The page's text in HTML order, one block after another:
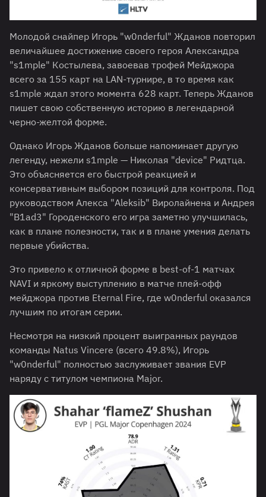
Молодой снайпер Игорь "w0nderful" Жданов повторил
величайшее достижение своего героя Александра
"s1mple" Костылева, завоевав трофей Мейджора
всего за 155 карт на LAN-турнире, в то время как
s1mple ждал этого момента 628 карт. Теперь Жданов
пишет свою собственную историю в легендарной
черно-желтой форме.
Однако Игорь Жданов больше напоминает другую
легенду, нежели s1mple — Николая "device" Ридтца.
Это объясняется его быстрой реакцией и
консервативным выбором позиций для контроля. Под
руководством Алекса "Aleksib" Виролайнена и Андрея
"B1ad3" Городенского его игра заметно улучшилась,
как в плане полезности, так и в плане умения делать
первые убийства.
Это привело к отличной форме в best-of-1 матчах
NAVI и яркому выступлению в матче плей-офф
мейджора против Eternal Fire, где w0nderful оказался
лучшим по итогам серии.
Несмотря на низкий процент выигранных раундов
команды Natus Vincere (всего 49.8%), Игорь
"w0nderful" полностью заслуживает звания EVP
наряду с титулом чемпиона Major.